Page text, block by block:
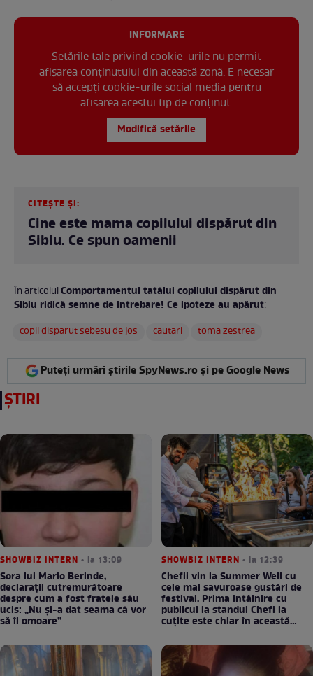
INFORMARE
Setările tale privind cookie-urile nu permit
afișarea conținutului din această zonă. E necesar
să accepți cookie-urile social media pentru
afisarea acestui tip de conținut.
Modifică setările
CITEȘTE ȘI:
Cine este mama copilului dispărut din
Sibiu. Ce spun oamenii
În articolulComportamentul tatălui copilului dispărut din
Sibiu ridică semne de întrebare! Ce ipoteze au apărut:
copil disparut sebesu de jos
cautari toma zestrea
Puteți urmări știrile SpyNews.ro și pe Google News
ȘTIRI
SHOWBIZ INTERN • la 13:09
Sora lui Mario Berinde,
declarații cutremurătoare
despre cum a fost fratele său
ucis: „Nu și-a dat seama că vor
să îl omoare”
SHOWBIZ INTERN • la 12:39
Chefii vin la Summer Well cu
cele mai savuroase gustări de
festival. Prima întâlnire cu
publicul la standul Chefi la
cuțite este chiar în această